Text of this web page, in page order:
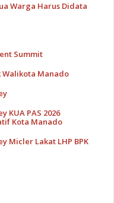
Warga Harus Didata
Summit
Manado
KUA PAS 2026
Kota Manado
Micler Lakat LHP BPK